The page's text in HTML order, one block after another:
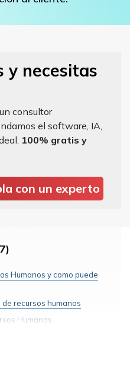
y necesitas
consultor
el software, IA,
100% gratis y
con un experto
Humanos y como puede
recursos humanos
Humanos